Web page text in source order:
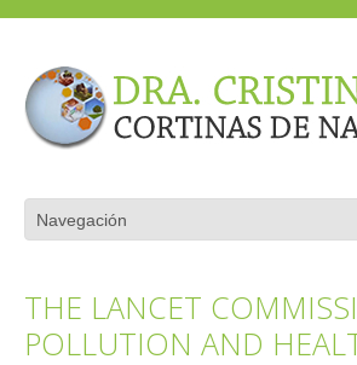
THE LANCET
POLLUTION AND